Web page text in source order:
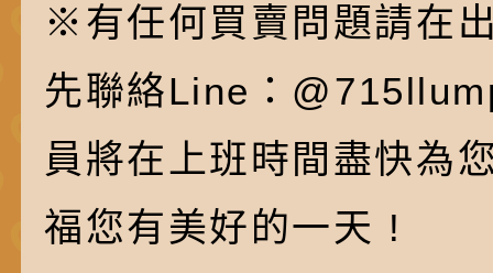
※有任何買賣問題請在
先聯絡Line：
員將在上班時間盡快為
福您有美好的一天 !